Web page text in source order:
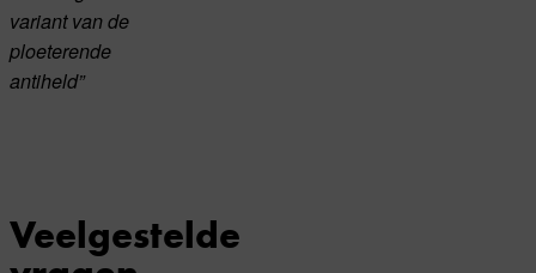
variant van de
ploeterende
antiheld”
Veelgestelde